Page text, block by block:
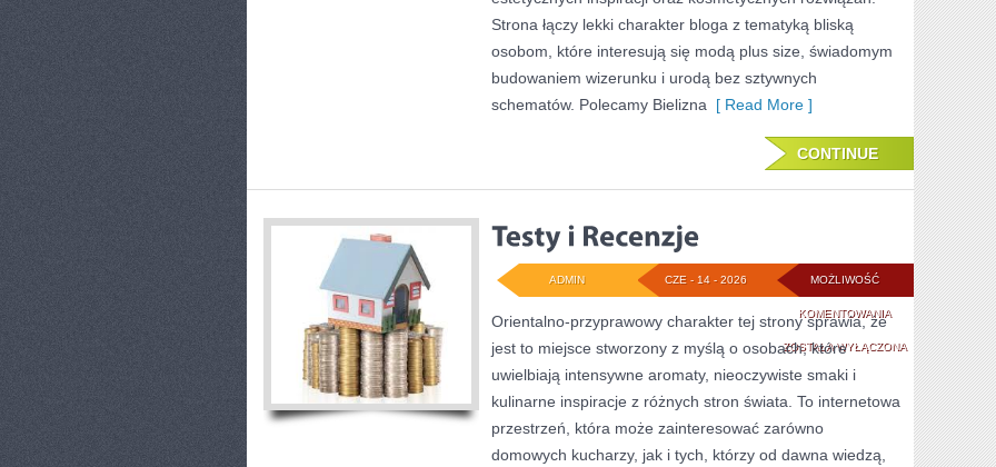
Strona łączy lekki charakter bloga z tematyką bliską
osobom, które interesują się modą plus size, świadomym
budowaniem wizerunku i urodą bez sztywnych
schematów. Polecamy Bielizna [ Read More ]
CONTINUE
MOŻLIWOŚĆ
KOMENTOWANIATESTY
I
RECENZJE
ZOSTAŁA WYŁĄCZONA
CZE - 14 - 2026
ADMIN
Orientalno-przyprawowy charakter tej strony sprawia, że
jest to miejsce stworzony z myślą o osobach, które
uwielbiają intensywne aromaty, nieoczywiste smaki i
kulinarne inspiracje z różnych stron świata. To internetowa
przestrzeń, która może zainteresować zarówno
domowych kucharzy, jak i tych, którzy od dawna wiedzą,